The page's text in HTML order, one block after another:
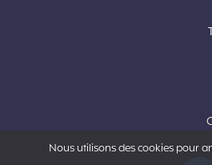
Nous utilisons des cookies pour